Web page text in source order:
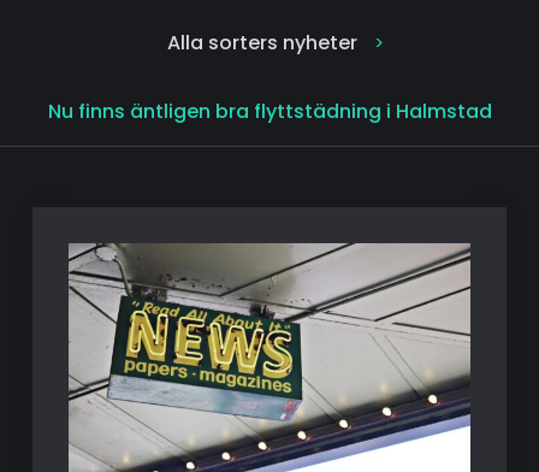
Alla sorters nyheter >
Nu finns äntligen bra flyttstädning i Halmstad